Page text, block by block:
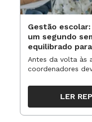
Gestão
um segundo
equilibrado
Antes da volta às
coordenadores
organizar ações
trabalho
período
LER